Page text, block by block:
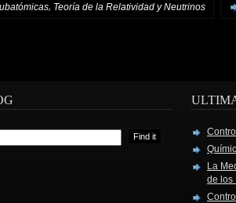
, Teoría de la Relatividad y Neutrinos
La
de los